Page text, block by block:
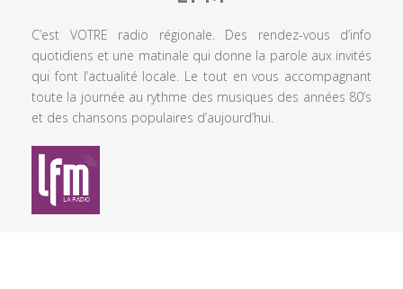
C’est VOTRE radio régionale. Des rendez-vous d’info
quotidiens et une matinale qui donne la parole aux invités
qui font l’actualité locale. Le tout en vous accompagnant
toute la journée au rythme des musiques des années 80’s
et des chansons populaires d’aujourd’hui.